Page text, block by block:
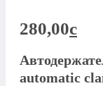
280,00c
automatic